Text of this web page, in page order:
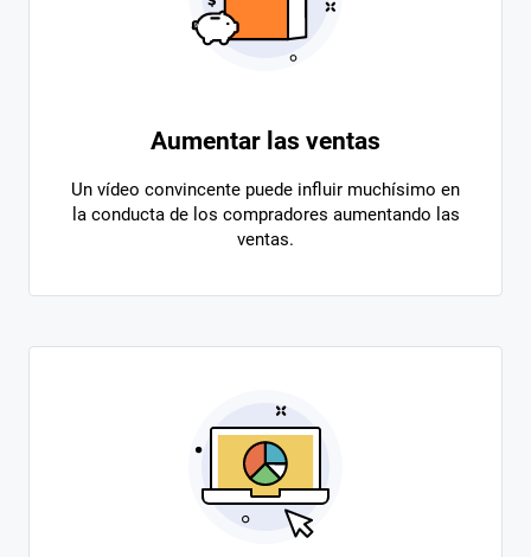
Aumentar las ventas
Un vídeo convincente puede influir muchísimo en
la conducta de los compradores aumentando las
ventas.